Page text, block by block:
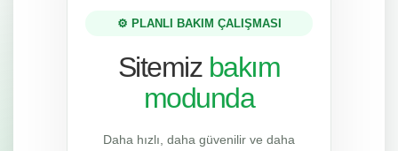
⚙️ PLANLI BAKIM ÇALIŞMASI
Sitemiz bakım
modunda
Daha hızlı, daha güvenilir ve daha